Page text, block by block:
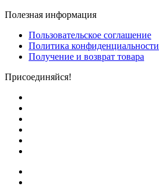
Полезная информация
Пользовательское соглашение
Политика конфиденциальности
Получение и возврат товара
Присоединяйся!